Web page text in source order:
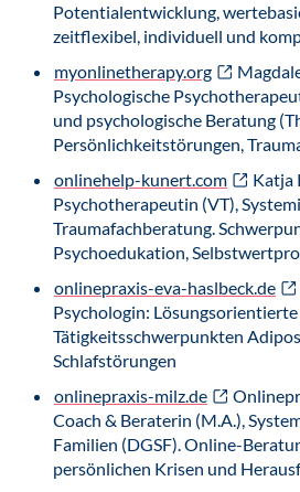
Potentialentwicklung,
zeitflexibel, individuell und
myonlinetherapy.org
Psychologische
und psychologische Beratung
Persönlichkeitstörungen,
onlinehelp-kunert.com
Katja
Psychotherapeutin (VT),
Traumafachberatung.
Psychoedukation,
onlinepraxis-eva-haslbeck.de
Psychologin:
Tätigkeitsschwerpunkten
Schlafstörungen
onlinepraxis-milz.de
Coach & Beraterin (M.A.),
Familien (DGSF). Online-
persönlichen Krisen und